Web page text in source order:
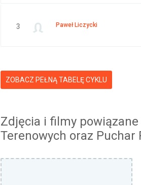
3 Paweł Liczycki
ZOBACZ PEŁNĄ TABELĘ CYKLU
Zdjęcia i filmy
Terenowych oraz Puchar